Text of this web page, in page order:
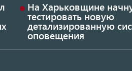
На Харьковщине
тестировать новую
детализированную
оповещения